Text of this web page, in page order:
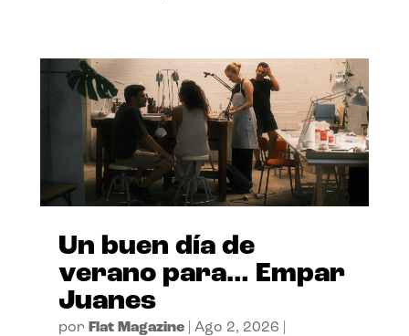
Un buen día de
verano para… Empar
Juanes
por Flat Magazine| Ago 2, 2026